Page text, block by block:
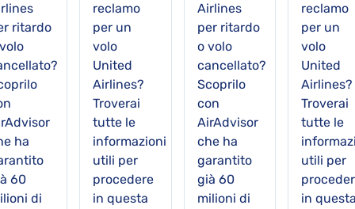
ritardo
ha
60
di
reclamo
per un
volo
United
Airlines?
Troverai
tutte le
informazioni
utili per
procedere
in questa
Airlines
per ritardo
o volo
cancellato?
Scoprilo
con
AirAdvisor
che ha
garantito
già 60
milioni di
reclamo
per un
volo
United
Airlines?
Troverai
tutte le
utili per
in